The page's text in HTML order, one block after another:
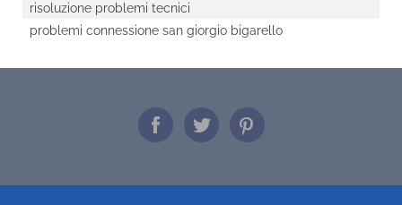
risoluzione problemi tecnici
problemi connessione san giorgio bigarello